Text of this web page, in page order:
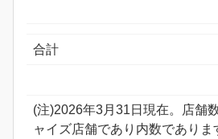
合計
(注)2026年3月31日現在。店舗
ャイズ店舗であり内数でありま